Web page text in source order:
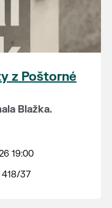
z Poštorné
Blažka.
politiky,
i autorova
tvořil z
19:00
418/37